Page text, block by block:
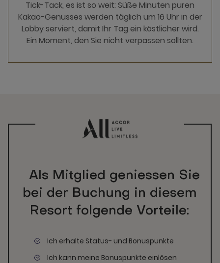
Tick-Tack, es ist so weit: Süße Minuten puren
Kakao-Genusses werden täglich um 16 Uhr in der
Lobby serviert, damit Ihr Tag ein köstlicher wird.
Ein Moment, den Sie nicht verpassen sollten.
Als Mitglied geniessen Sie
bei der Buchung in diesem
Resort folgende Vorteile:
Ich erhalte Status- und Bonuspunkte
Ich kann meine Bonuspunkte einlösen